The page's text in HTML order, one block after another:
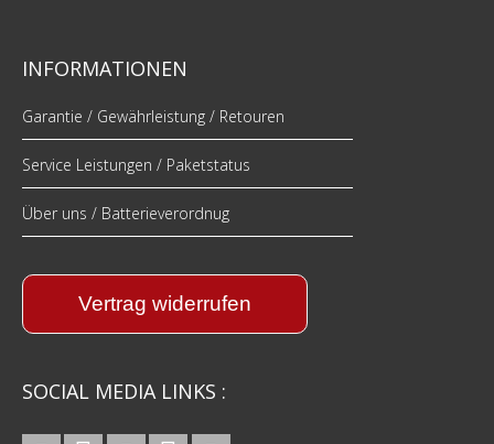
INFORMATIONEN
Garantie / Gewährleistung / Retouren
Service Leistungen / Paketstatus
Über uns / Batterieverordnug
Vertrag widerrufen
SOCIAL MEDIA LINKS :